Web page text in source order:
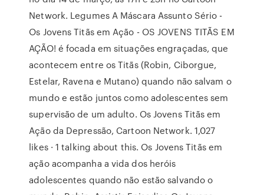
Network. Legumes A Máscara Assunto Sério -
Os Jovens Titãs em Ação - OS JOVENS TITÃS EM
AÇÃO! é focada em situações engraçadas, que
acontecem entre os Titãs (Robin, Ciborgue,
Estelar, Ravena e Mutano) quando não salvam o
mundo e estão juntos como adolescentes sem
supervisão de um adulto. Os Jovens Titãs em
Ação da Depressão, Cartoon Network. 1,027
likes · 1 talking about this. Os Jovens Titãs em
ação acompanha a vida dos heróis
adolescentes quando não estão salvando o